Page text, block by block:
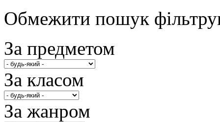
Обмежити пошук
За предметом
За класом
За жанром